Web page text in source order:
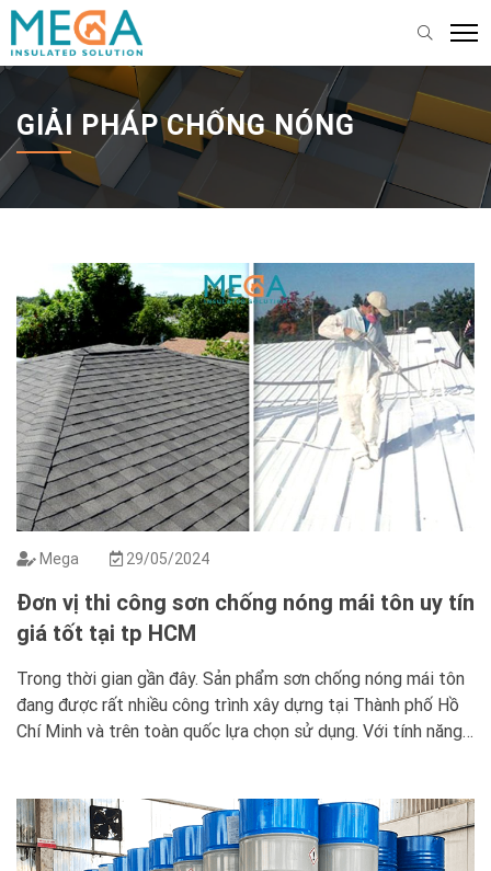
GIẢI PHÁP CHỐNG NÓNG
Mega 29/05/2024
Đơn vị thi công sơn chống nóng mái tôn uy tín
giá tốt tại tp HCM
Trong thời gian gần đây. Sản phẩm sơn chống nóng mái tôn
đang được rất nhiều công trình xây dựng tại Thành phố Hồ
Chí Minh và trên toàn quốc lựa chọn sử dụng. Với tính năng